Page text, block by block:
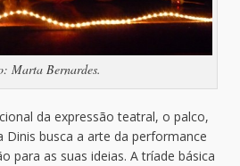
Marta Bernardes.
da expressão teatral, o palco,
Dinis busca a arte da performance
para as suas ideias. A tríade básica